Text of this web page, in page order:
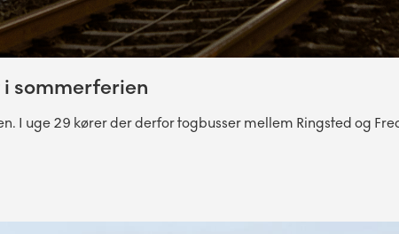
sommerferien
I uge 29 kører der derfor togbusser mellem Ringsted og